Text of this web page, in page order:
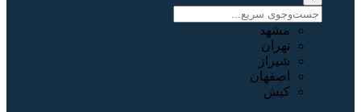
مشهد
تهران
شیراز
اصفهان
کیش